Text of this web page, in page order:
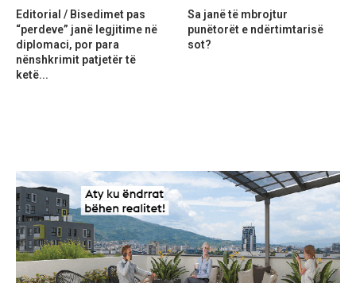
Editorial / Bisedimet pas
“perdeve” janë legjitime në
diplomaci, por para
nënshkrimit patjetër të
ketë...
Sa janë të mbrojtur
punëtorët e ndërtimtarisë
sot?